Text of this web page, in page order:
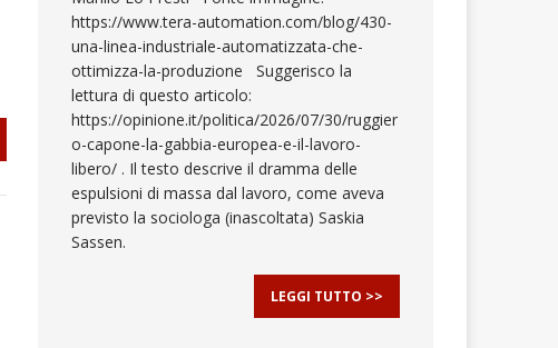
https://www.tera-automation.com/blog/430-
una-linea-industriale-automatizzata-che-
ottimizza-la-produzione Suggerisco la
lettura di questo articolo:
https://opinione.it/politica/2026/07/30/ruggier
o-capone-la-gabbia-europea-e-il-lavoro-
libero/ . Il testo descrive il dramma delle
espulsioni di massa dal lavoro, come aveva
previsto la sociologa (inascoltata) Saskia
Sassen.
LEGGI TUTTO >>